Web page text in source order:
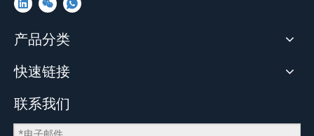
产品分类
快速链接
联系我们